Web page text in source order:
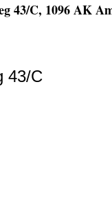
43/C, 1096 AK
43/C